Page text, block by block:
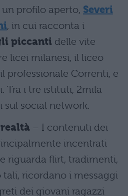
profilo aperto, Severi
, in cui racconta i
piccanti delle vite
licei milanesi, il liceo
professionale Correnti, e
Tra i tre istituti, 2mila
social network.
– I contenuti dei
incentrati
riguarda flirt, tradimenti,
ricordano i messaggi
dei giovani ragazzi